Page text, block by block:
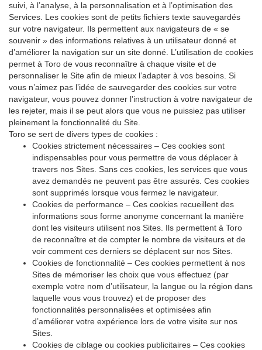
suivi, à l’analyse, à la personnalisation et à l’optimisation des
Services. Les cookies sont de petits fichiers texte sauvegardés
sur votre navigateur. Ils permettent aux navigateurs de « se
souvenir » des informations relatives à un utilisateur donné et
d’améliorer la navigation sur un site donné. L’utilisation de cookies
permet à Toro de vous reconnaître à chaque visite et de
personnaliser le Site afin de mieux l’adapter à vos besoins. Si
vous n’aimez pas l’idée de sauvegarder des cookies sur votre
navigateur, vous pouvez donner l’instruction à votre navigateur de
les rejeter, mais il se peut alors que vous ne puissiez pas utiliser
pleinement la fonctionnalité du Site.
Toro se sert de divers types de cookies :
Cookies strictement nécessaires – Ces cookies sont
indispensables pour vous permettre de vous déplacer à
travers nos Sites. Sans ces cookies, les services que vous
avez demandés ne peuvent pas être assurés. Ces cookies
sont supprimés lorsque vous fermez le navigateur.
Cookies de performance – Ces cookies recueillent des
informations sous forme anonyme concernant la manière
dont les visiteurs utilisent nos Sites. Ils permettent à Toro
de reconnaître et de compter le nombre de visiteurs et de
voir comment ces derniers se déplacent sur nos Sites.
Cookies de fonctionnalité – Ces cookies permettent à nos
Sites de mémoriser les choix que vous effectuez (par
exemple votre nom d’utilisateur, la langue ou la région dans
laquelle vous vous trouvez) et de proposer des
fonctionnalités personnalisées et optimisées afin
d’améliorer votre expérience lors de votre visite sur nos
Sites.
Cookies de ciblage ou cookies publicitaires – Ces cookies